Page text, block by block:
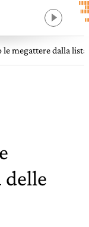
le megattere dalla
delle